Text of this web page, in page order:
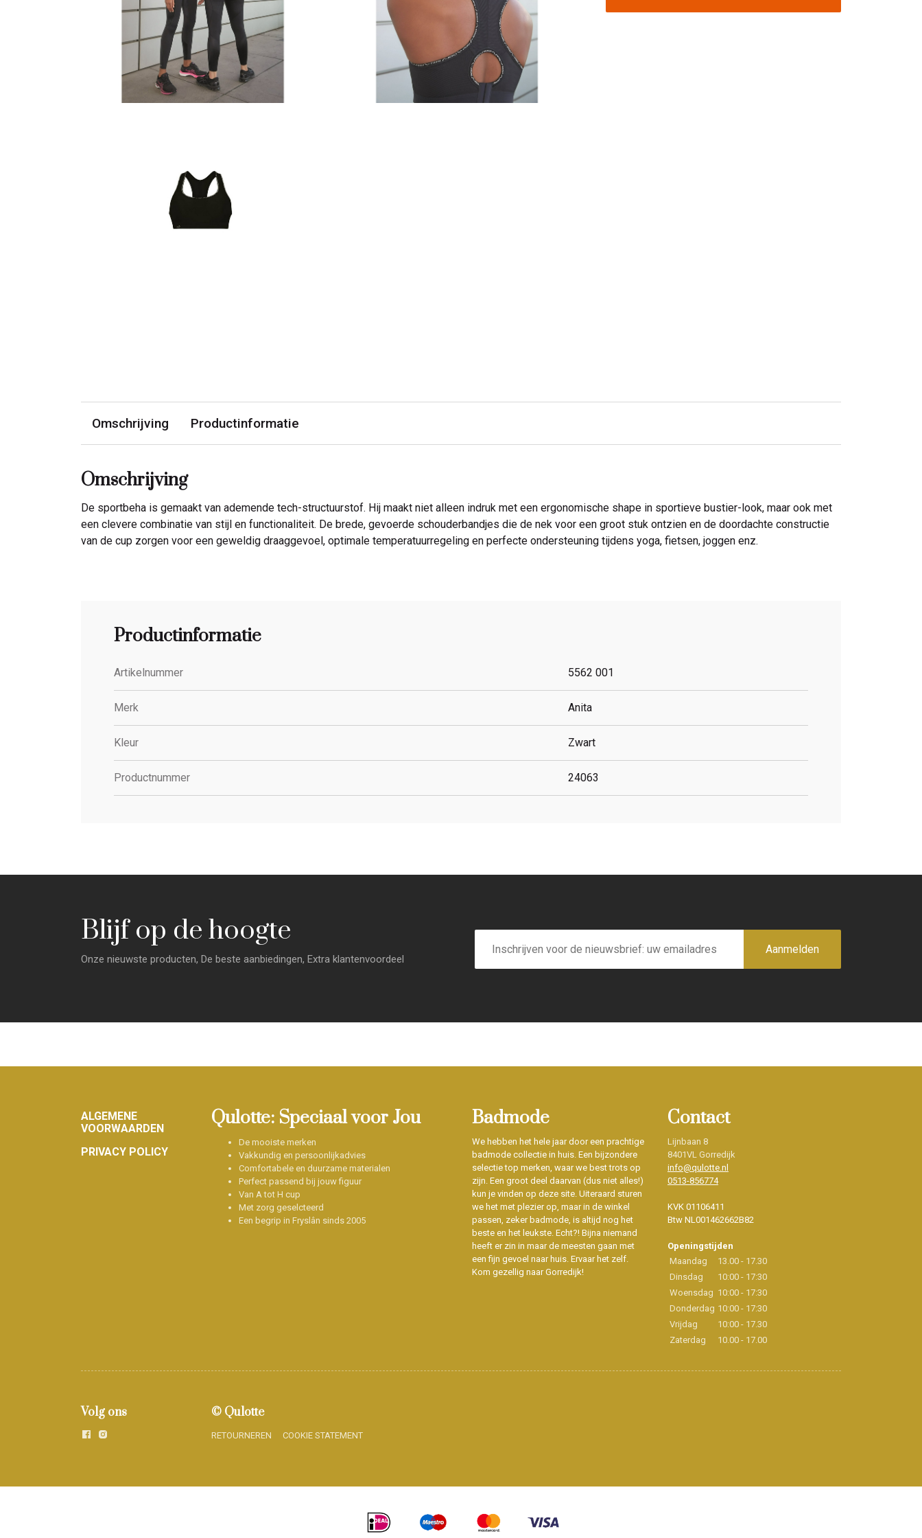
Omschrijving Productinformatie
Omschrijving
De sportbeha is gemaakt van ademende tech-structuurstof. Hij maakt niet alleen indruk met een ergonomische shape in sportieve bustier-look, maar ook met
een clevere combinatie van stijl en functionaliteit. De brede, gevoerde schouderbandjes die de nek voor een groot stuk ontzien en de doordachte constructie
van de cup zorgen voor een geweldig draaggevoel, optimale temperatuurregeling en perfecte ondersteuning tijdens yoga, fietsen, joggen enz.
Productinformatie
Artikelnummer 5562 001
Merk Anita
Kleur Zwart
Productnummer 24063
Blijf op de hoogte
Onze nieuwste producten, De beste aanbiedingen, Extra klantenvoordeel
E-
mailadres
Aanmelden
Footer
ALGEMENE
VOORWAARDEN
PRIVACY POLICY
Qulotte: Speciaal voor Jou
De mooiste merken
Vakkundig en persoonlijkadvies
Comfortabele en duurzame materialen
Perfect passend bij jouw figuur
Van A tot H cup
Met zorg geselcteerd
Een begrip in Fryslân sinds 2005
Badmode
We hebben het hele jaar door een prachtige
badmode collectie in huis. Een bijzondere
selectie top merken, waar we best trots op
zijn. Een groot deel daarvan (dus niet alles!)
kun je vinden op deze site. Uiteraard sturen
we het met plezier op, maar in de winkel
passen, zeker badmode, is altijd nog het
beste en het leukste. Echt?! Bijna niemand
heeft er zin in maar de meesten gaan met
een fijn gevoel naar huis. Ervaar het zelf.
Kom gezellig naar Gorredijk!
Contact
Lijnbaan 8
8401VL Gorredijk
info@qulotte.nl
0513-856774
KVK 01106411
Btw NL001462662B82
Openingstijden
Maandag
13.00 - 17.30
Dinsdag
10:00 - 17:30
Woensdag 10:00 - 17:30
Donderdag 10:00 - 17:30
Vrijdag
10:00 - 17.30
Zaterdag
10.00 - 17.00
Volg ons © Qulotte
RETOURNEREN COOKIE STATEMENT